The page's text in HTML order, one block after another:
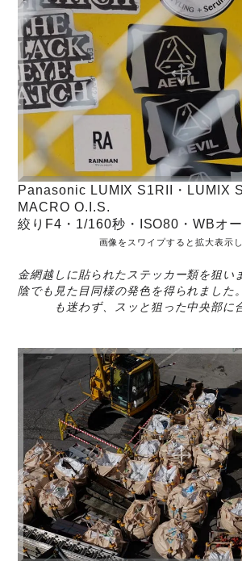
Panasonic LUMIX S1RII・LUMIX
MACRO O.I.S.
絞りF4・1/160秒・ISO80・WBオー
画像をスワイプすると拡大表示
金網越しに貼られたステッカー類を狙い
陰でも見た目同様の発色を得られました
も迷わず、スッと狙った中央部に